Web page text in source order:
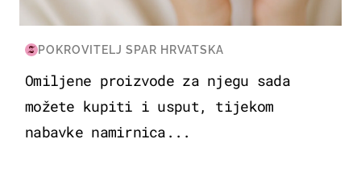
POKROVITELJ SPAR HRVATSKA
Omiljene proizvode za njegu sada
možete kupiti i usput, tijekom
nabavke namirnica...